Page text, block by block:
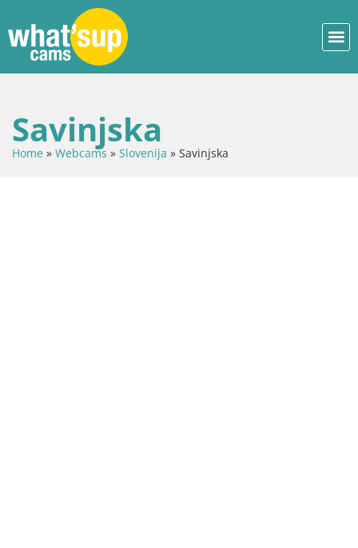
Savinjska
Home » Webcams » Slovenija » Savinjska